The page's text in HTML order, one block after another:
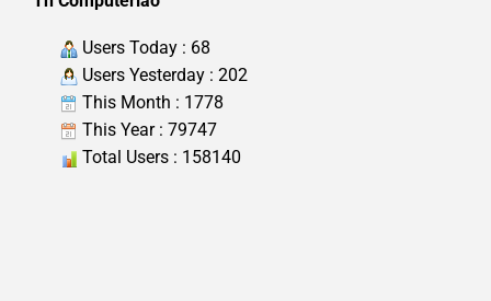
Users Today : 68
Users Yesterday : 202
This Month : 1778
This Year : 79747
Total Users : 158140